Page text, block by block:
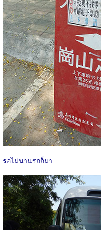
รอไม่นานรถก็มา